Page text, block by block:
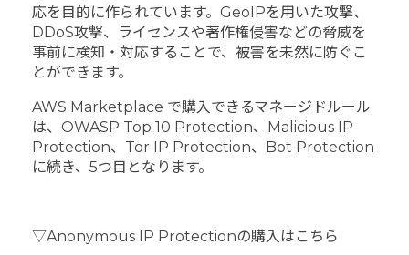
応を目的に作られています。GeoIPを用いた攻撃、
DDoS攻撃、ライセンスや著作権侵害などの脅威を
事前に検知・対応することで、被害を未然に防ぐこ
とができます。
AWS Marketplace で購入できるマネージドルール
は、OWASP Top 10 Protection、Malicious IP
Protection、Tor IP Protection、Bot Protection
に続き、5つ目となります。
▽Anonymous IP Protectionの購入はこちら